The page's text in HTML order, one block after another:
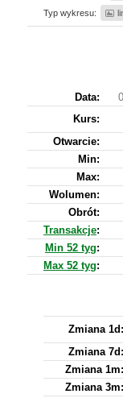
Typ wykresu:
Data:
Kurs:
Otwarcie:
Min:
Max:
Wolumen:
Obrót:
Transakcje:
Min 52 tyg:
Max 52 tyg:
Zmiana 1d:
Zmiana 7d:
Zmiana 1m:
Zmiana 3m: